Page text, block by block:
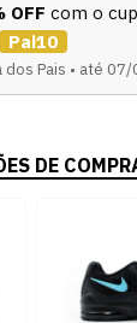
OFF com o
Pai10
dos Pais • até 07/
DE